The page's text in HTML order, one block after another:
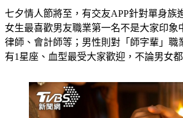
七夕情人節將至，有交友APP針對單身族
女生最喜歡男友職業第一名不是大家印象
律師、會計師等；男性則對「師字輩」職
有1星座、血型最受大家歡迎，不論男女